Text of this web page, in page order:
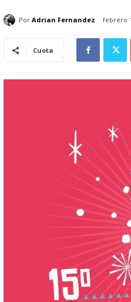
Por Adrian Fernandez febrero
Cuota